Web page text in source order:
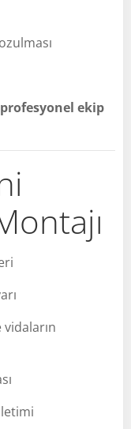
profesyonel ekip